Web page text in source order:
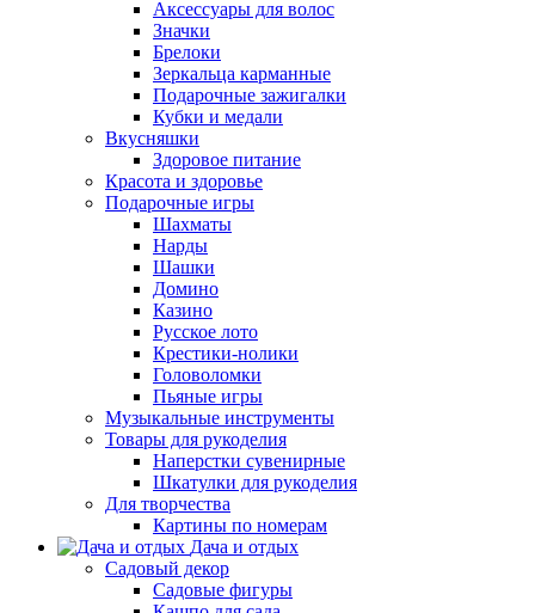
Аксессуары для волос
Значки
Брелоки
Зеркальца карманные
Подарочные зажигалки
Кубки и медали
Вкусняшки
Здоровое питание
Красота и здоровье
Подарочные игры
Шахматы
Нарды
Шашки
Домино
Казино
Русское лото
Крестики-нолики
Головоломки
Пьяные игры
Музыкальные инструменты
Товары для рукоделия
Наперстки сувенирные
Шкатулки для рукоделия
Для творчества
Картины по номерам
Дача и отдых
Садовый декор
Садовые фигуры